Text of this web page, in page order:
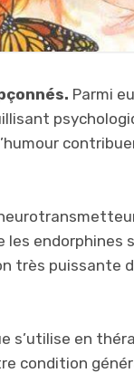
Parmi
les
très puissante
s’utilise en
condition